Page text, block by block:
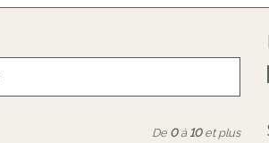
De 0 à 10 et plus